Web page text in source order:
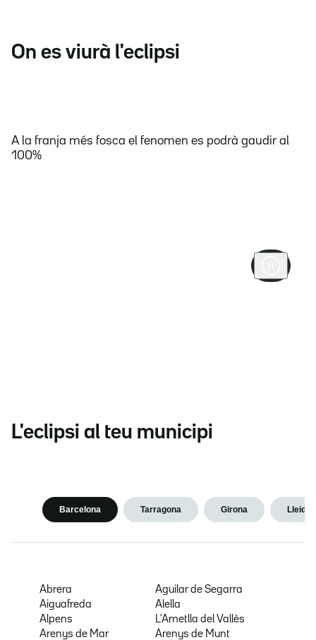
On es viurà l'eclipsi
A la franja més fosca el fenomen es podrà gaudir al
100%
L'eclipsi al teu municipi
Barcelona Tarragona Girona Lleida
Abrera
Aguilar de Segarra
Aiguafreda
Alella
Alpens
L'Ametlla del Vallès
Arenys de Mar
Arenys de Munt